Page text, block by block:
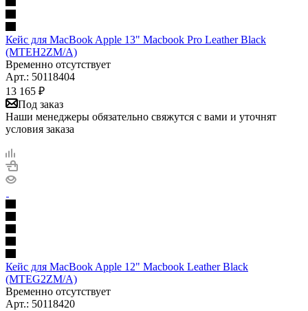
Кейс для MacBook Apple 13" Macbook Pro Leather Black
(MTEH2ZM/A)
Временно отсутствует
Арт.: 50118404
13 165 ₽
Под заказ
Наши менеджеры обязательно свяжутся с вами и уточнят
условия заказа
Кейс для MacBook Apple 12" Macbook Leather Black
(MTEG2ZM/A)
Временно отсутствует
Арт.: 50118420